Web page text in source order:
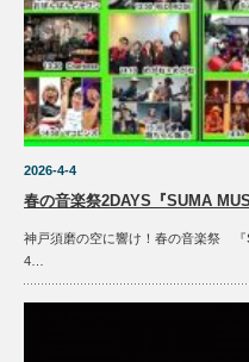
2026-4-4
春の音楽祭2DAYS『SUMA
神戸須磨の空に響け！春の音楽祭 『
4…